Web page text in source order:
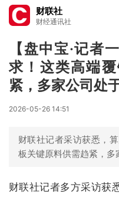
财联社
财经通讯社
【盘中宝·记者
求！这类高端
紧，多家公司处
2026-05-26 14:51
财联社记者采访获悉，
板关键原料供需趋紧，多
财联社记者多方采访获